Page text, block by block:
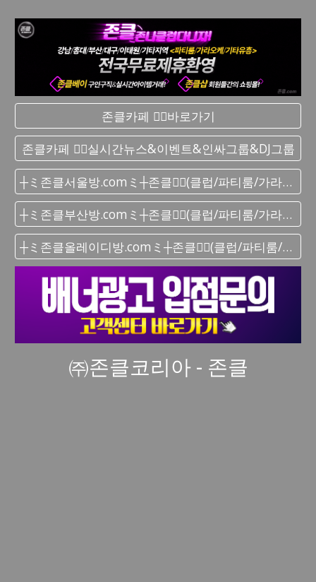
존클카페 ❤️‍🔥바로가기
존클카페 ❤️‍🔥실시간 뉴스&이벤트&인싸그룹&DJ그룹
┼ミ존클서울방.comミ┼존클❤️‍🔥(클럽/파티룸/가라오케) - 단톡방
┼ミ존클부산방.comミ┼존클❤️‍🔥(클럽/파티룸/가라오케) - 단톡방
┼ミ존클올레이디방.comミ┼존클❤️‍🔥(클럽/파티룸/가라오케) - 단톡방
㈜존클코리아 - 존클